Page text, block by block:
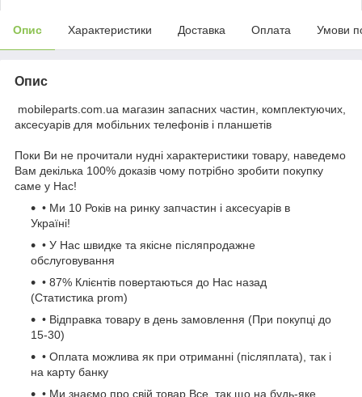
Опис Характеристики Доставка Оплата Умови
Опис
mobileparts.com.ua магазин запасних частин, комплектуючих,
аксесуарів для мобільних телефонів і планшетів
Поки Ви не прочитали нудні характеристики товару, наведемо
Вам декілька 100% доказів чому потрібно зробити покупку
саме у Нас!
• Ми 10 Років на ринку запчастин і аксесуарів в
Україні!
• У Нас швидке та якісне післяпродажне
обслуговування
• 87% Клієнтів повертаються до Нас назад
(Статистика prom)
• Відправка товару в день замовлення (При покупці до
15-30)
• Оплата можлива як при отриманні (післяплата), так і
на карту банку
• Ми знаємо про свій товар Все, так що на будь-яке